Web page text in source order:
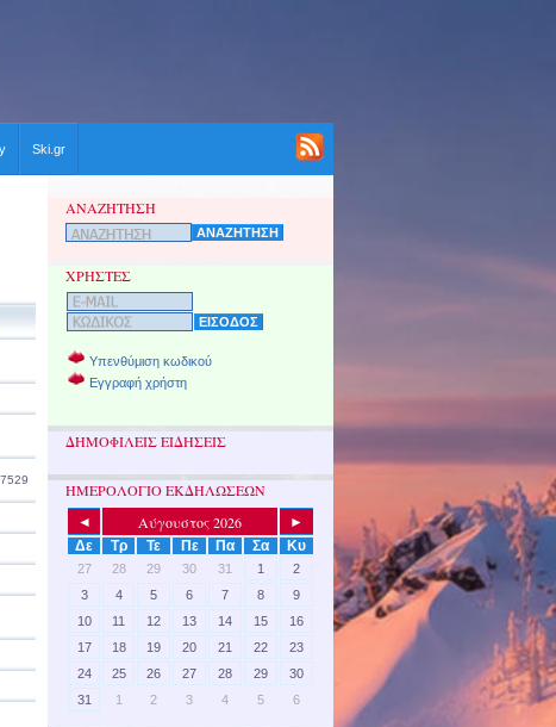
Ski.gr
ΑΝΑΖΗΤΗΣΗ
ΧΡΗΣΤΕΣ
Υπενθύμιση κωδικού
Εγγραφή χρήστη
ΔΗΜΟΦΙΛΕΙΣ ΕΙΔΗΣΕΙΣ
ΗΜΕΡΟΛΟΓΙΟ ΕΚΔΗΛΩΣΕΩΝ
◄ Αύγουστος 2026
►
Δε
Τρ Τε Πε Πα Σα Κυ
27 28 29 30 31 1
2
3
4 5 6 7 8
9
10
11 12 13 14 15
16
17
18 19 20 21 22
23
24
25 26 27 28 29
30
31
1 2 3 4 5 6